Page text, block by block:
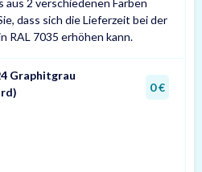
dass sich die Lieferzeit bei der
RAL 7035 erhöhen kann.
Graphitgrau
0 €